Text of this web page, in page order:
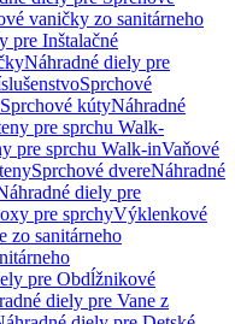
vaničky zo sanitárneho
pre Inštalačné
Náhradné diely pre
Sprchové
Sprchové kútyNáhradné
pre sprchu Walk-
pre sprchu Walk-inVaňové
Sprchové dvereNáhradné
diely pre
pre sprchyVýklenkové
zo sanitárneho
pre Obdĺžnikové
diely pre Vane z